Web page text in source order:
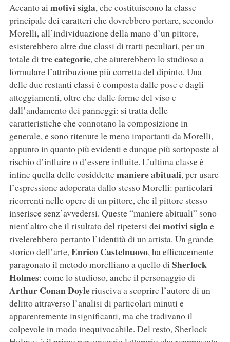
Accanto ai motivi sigla, che costituiscono la classe
principale dei caratteri che dovrebbero portare, secondo
Morelli, all’individuazione della mano d’un pittore,
esisterebbero altre due classi di tratti peculiari, per un
totale di tre categorie, che aiuterebbero lo studioso a
formulare l’attribuzione più corretta del dipinto. Una
delle due restanti classi è composta dalle pose e dagli
atteggiamenti, oltre che dalle forme del viso e
dall’andamento dei panneggi: si tratta delle
caratteristiche che connotano la composizione in
generale, e sono ritenute le meno importanti da Morelli,
appunto in quanto più evidenti e dunque più sottoposte al
rischio d’influire o d’essere influite. L’ultima classe è
infine quella delle cosiddettemaniere abituali, per usare
l’espressione adoperata dallo stesso Morelli: particolari
ricorrenti nelle opere di un pittore, che il pittore stesso
inserisce senz’avvedersi. Queste “maniere abituali” sono
nient’altro che il risultato del ripetersi dei motivi siglae
rivelerebbero pertanto l’identità di un artista. Un grande
storico dell’arte,Enrico Castelnuovo, ha efficacemente
paragonato il metodo morelliano a quello di Sherlock
Holmes: come lo studioso, anche il personaggio di
Arthur Conan Doyleriusciva a scoprire l’autore di un
delitto attraverso l’analisi di particolari minuti e
apparentemente insignificanti, ma che tradivano il
colpevole in modo inequivocabile. Del resto, Sherlock